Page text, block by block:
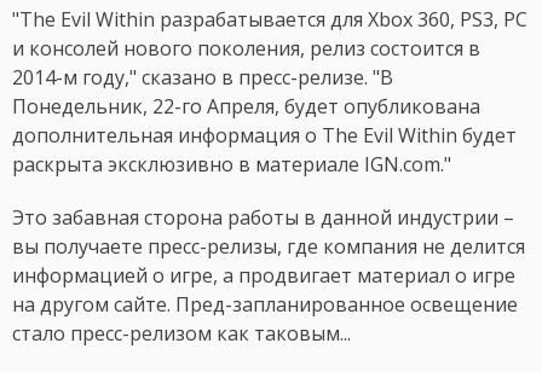
"The Evil Within разрабатывается для Xbox 360, PS3, PC
и консолей нового поколения, релиз состоится в
2014-м году," сказано в пресс-релизе. "В
Понедельник, 22-го Апреля, будет опубликована
дополнительная информация о The Evil Within будет
раскрыта эксклюзивно в материале IGN.com."
Это забавная сторона работы в данной индустрии –
вы получаете пресс-релизы, где компания не делится
информацией о игре, а продвигает материал о игре
на другом сайте. Пред-запланированное освещение
стало пресс-релизом как таковым...